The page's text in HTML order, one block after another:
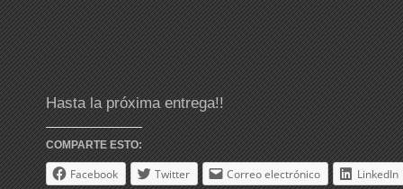
Hasta la próxima entrega!!
COMPARTE ESTO:
Facebook Twitter Correo electrónico LinkedIn